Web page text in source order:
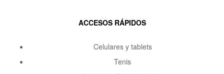
ACCESOS RÁPIDOS
Celulares y tablets
Tenis